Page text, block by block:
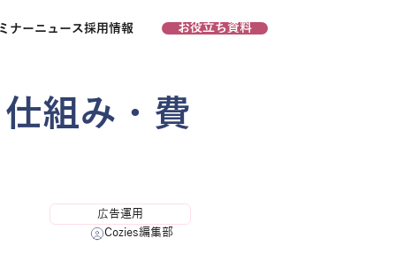
ナーニュース採用情報 お役立ち資料
組み・費
広告運用
Cozies編集部